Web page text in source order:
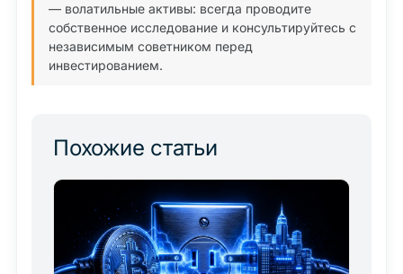
— волатильные активы: всегда проводите
собственное исследование и консультируйтесь с
независимым советником перед
инвестированием.
Похожие статьи